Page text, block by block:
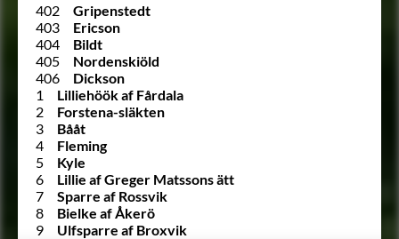
402
Gripenstedt
403
Ericson
404
Bildt
405
Nordenskiöld
406
Dickson
1
Lilliehöök af Fårdala
2
Forstena-släkten
3
Bååt
4
Fleming
5
Kyle
6
Lillie af Greger Matssons ätt
7
Sparre af Rossvik
8
Bielke af Åkerö
9
Ulfsparre af Broxvik